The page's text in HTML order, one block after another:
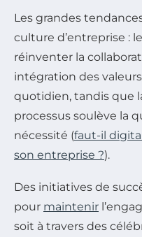
Les grandes
culture d’entreprise :
réinventer la
intégration des
quotidien, tandis que
processus soulève la
nécessité (faut-il
son entreprise ?).
Des initiatives de
pour maintenir
soit à travers des